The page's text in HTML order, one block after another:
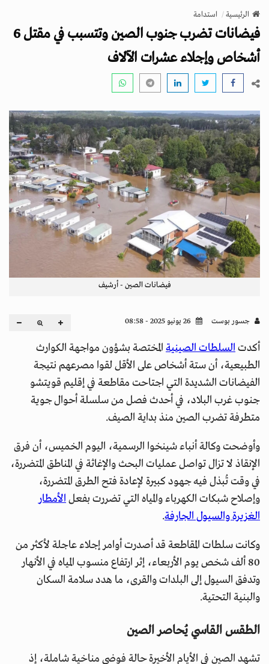
v
i
g
a
n
الرئيسية استدامة
فيضانات تضرب جنوب الصين وتتسبب في مقتل 6
أشخاص وإجلاء عشرات الآلاف
فيضانات الصين - أرشيف
جسور بوست
أكدتالسلطات الصينية المختصة بشؤون مواجهة الكوارث
الطبيعية، أن ستة أشخاص على الأقل لقوا مصرعهم نتيجة
الفيضانات الشديدة التي اجتاحت مقاطعة في إقليم قويتشو
جنوب غرب البلاد، في أحدث فصل من سلسلة أحوال جوية
متطرفة تضرب الصين منذ بداية الصيف.
وأوضحت وكالة أنباء شينخوا الرسمية، اليوم الخميس، أن فرق
الإنقاذ لا تزال تواصل عمليات البحث والإغاثة في المناطق المتضررة،
في وقت تُبذل فيه جهود كبيرة لإعادة فتح الطرق المتضررة،
وإصلاح شبكات الكهرباء والمياه التي تضررت بفعلالأمطار
الغزيرة والسيول الجارفة.
وكانت سلطات المقاطعة قد أصدرت أوامر إجلاء عاجلة لأكثر من
80 ألف شخص يوم الأربعاء، إثر ارتفاع منسوب المياه في الأنهار
وتدفق السيول إلى البلدات والقرى، ما هدد سلامة السكان
والبنية التحتية.
الطقس القاسي يُحاصر الصين
تشهد الصين في الأيام الأخيرة حالة فوضى مناخية شاملة، إذ